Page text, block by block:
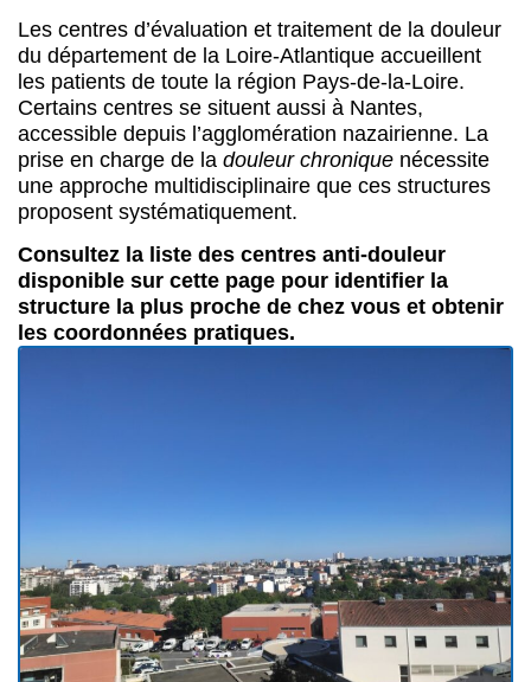
Les centres d’évaluation et traitement de la douleur
du département de la Loire-Atlantique accueillent
les patients de toute la région Pays-de-la-Loire.
Certains centres se situent aussi à Nantes,
accessible depuis l’agglomération nazairienne. La
prise en charge de la douleur chronique nécessite
une approche multidisciplinaire que ces structures
proposent systématiquement.
Consultez la liste des centres anti-douleur
disponible sur cette page pour identifier la
structure la plus proche de chez vous et obtenir
les coordonnées pratiques.